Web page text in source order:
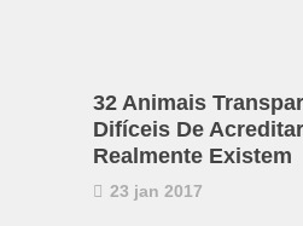
32 Animais
Difíceis De
Realmente Existem
23 jan 2017